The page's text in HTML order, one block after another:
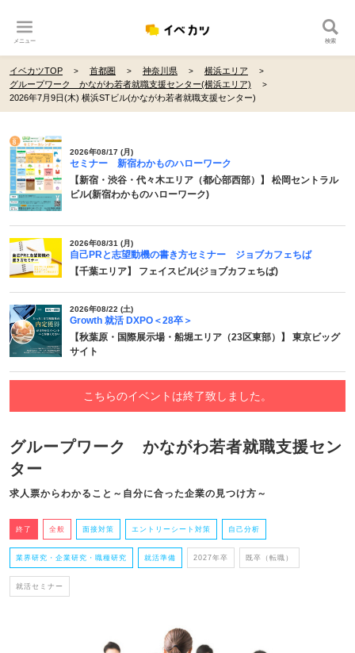
メニュー 検索
イベカツTOP 首都圏 神奈川県
横浜エリア
グループワーク かながわ若者就職支援センター(横浜エリア)
2026年7月9日(木) 横浜STビル(かながわ若者就職支援センター)
2026年08/17 (月)
セミナー 新宿わかものハローワーク
【新宿・渋谷・代々木エリア（都心部西部）】 松岡セントラル
ビル(新宿わかものハローワーク)
2026年08/31 (月)
自己PRと志望動機の書き方セミナー ジョブカフェちば
【千葉エリア】 フェイスビル(ジョブカフェちば)
2026年08/22 (土)
Growth 就活 DXPO＜28卒＞
【秋葉原・国際展示場・船堀エリア（23区東部）】 東京ビッグ
サイト
こちらのイベントは終了致しました。
グループワーク かながわ若者就職支援セン
ター
求人票からわかること～自分に合った企業の見つけ方～
終了 全般 面接対策 エントリーシート対策 自己分析
業界研究・企業研究・職種研究 就活準備 2027年卒 既卒（転職）
就活セミナー